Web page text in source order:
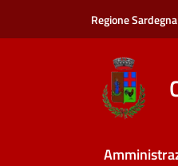
Regione Sardegna